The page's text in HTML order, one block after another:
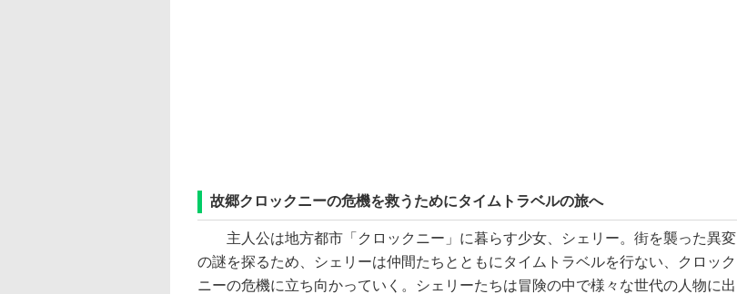
故郷クロックニーの危機を救うためにタイムトラベルの旅へ
主人公は地方都市「クロックニー」に暮らす少女、シェリー。街を襲った異変
の謎を探るため、シェリーは仲間たちとともにタイムトラベルを行ない、クロック
ニーの危機に立ち向かっていく。シェリーたちは冒険の中で様々な世代の人物に出